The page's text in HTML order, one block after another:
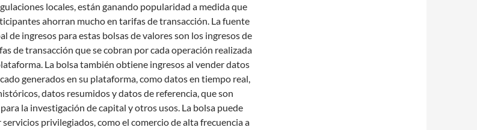
locales, están ganando popularidad a medida que
ahorran mucho en tarifas de transacción. La fuente
de ingresos para estas bolsas de valores son los ingresos de
de transacción que se cobran por cada operación realizada
La bolsa también obtiene ingresos al vender datos
generados en su plataforma, como datos en tiempo real,
datos resumidos y datos de referencia, que son
la investigación de capital y otros usos. La bolsa puede
servicios privilegiados, como el comercio de alta frecuencia a